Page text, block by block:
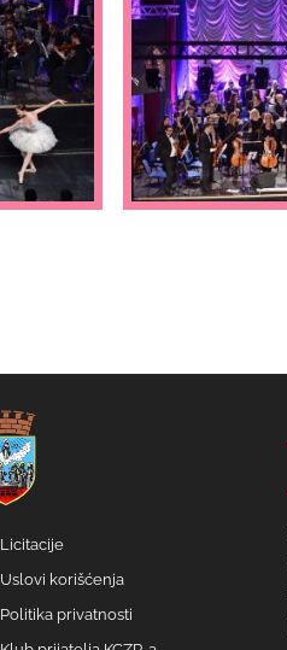
Licitacije
Uslovi korišćenja
Politika privatnosti